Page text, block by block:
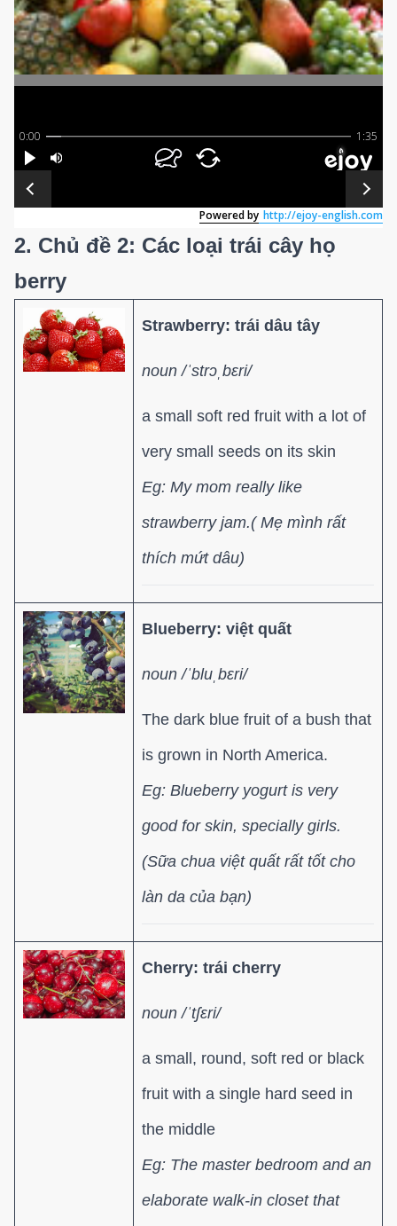
2. Chủ đề 2: Các loại trái cây họ
berry
Strawberry: trái dâu tây
noun /ˈstrɔˌbɛri/
a small soft red fruit with a lot of
very small seeds on its skin
Eg: My mom really like
strawberry jam.( Mẹ mình rất
thích mứt dâu)
Blueberry: việt quất
noun /ˈbluˌbɛri/
The dark blue fruit of a bush that
is grown in North America.
Eg: Blueberry yogurt is very
good for skin, specially girls.
(Sữa chua việt quất rất tốt cho
làn da của bạn)
Cherry: trái cherry
noun /ˈtʃɛri/
a small, round, soft red or black
fruit with a single hard seed in
the middle
Eg: The master bedroom and an
elaborate walk-in closet that